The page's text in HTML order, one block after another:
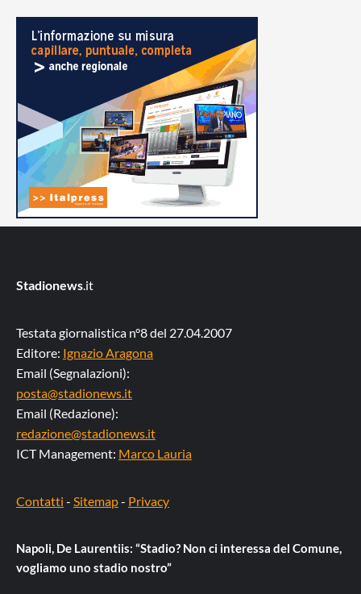
Stadionews.it
Testata giornalistica n°8 del 27.04.2007
Editore: Ignazio Aragona
Email (Segnalazioni):
posta@stadionews.it
Email (Redazione):
redazione@stadionews.it
ICT Management: Marco Lauria
Contatti - Sitemap- Privacy
Napoli, De Laurentiis: “Stadio? Non ci interessa del Comune,
vogliamo uno stadio nostro”